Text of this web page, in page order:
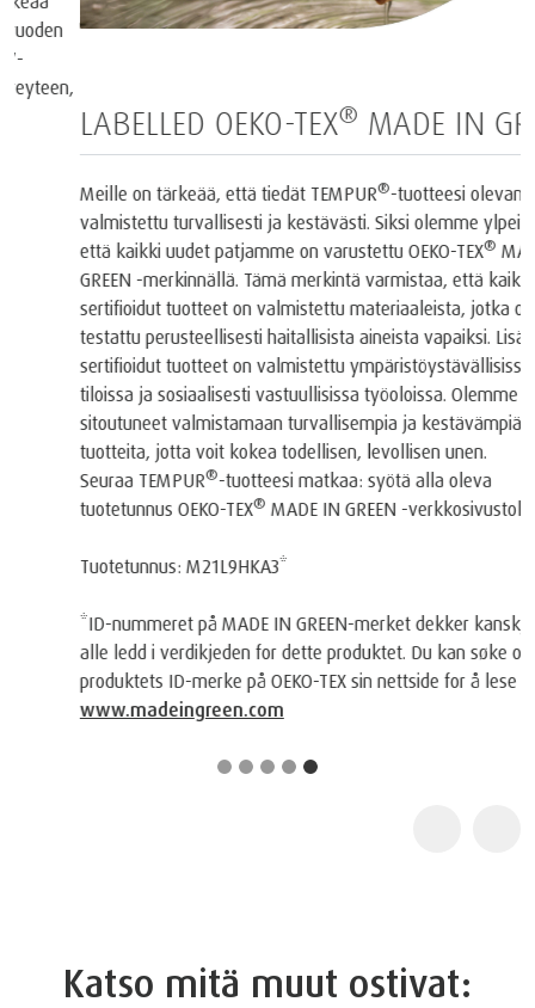
LABELLED OEKO-TEX® MADE IN GREEN
Meille on tärkeää, että tiedät TEMPUR®-tuotteesi olevan
valmistettu turvallisesti ja kestävästi. Siksi olemme ylpeitä siitä,
että kaikki uudet patjamme on varustettu OEKO-TEX®MADE IN
GREEN -merkinnällä. Tämä merkintä varmistaa, että kaikki
sertifioidut tuotteet on valmistettu materiaaleista, jotka on
testattu perusteellisesti haitallisista aineista vapaiksi. Lisäksi
sertifioidut tuotteet on valmistettu ympäristöystävällisissä
tiloissa ja sosiaalisesti vastuullisissa työoloissa. Olemme
sitoutuneet valmistamaan turvallisempia ja kestävämpiä
tuotteita, jotta voit kokea todellisen, levollisen unen.
Seuraa TEMPUR®-tuotteesi matkaa: syötä alla oleva
tuotetunnus OEKO-TEX®MADE IN GREEN -verkkosivustolle.
Tuotetunnus: M21L9HKA3*
*ID-nummeret på MADE IN GREEN-merket dekker kanskje ikke
alle ledd i verdikjeden for dette produktet. Du kan søke opp
produktets ID-merke på OEKO-TEX sin nettside for å lese mer:
www.madeingreen.com
Katso mitä muut ostivat: